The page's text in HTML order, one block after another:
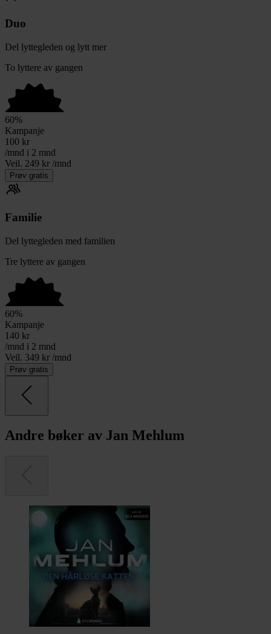
Duo
Del lyttegleden og lytt mer
To lyttere av gangen
60%
Kampanje
100 kr
/mnd i 2 mnd
Veil. 249 kr /mnd
Prøv gratis
Familie
Del lyttegleden med familien
Tre lyttere av gangen
60%
Kampanje
140 kr
/mnd i 2 mnd
Veil. 349 kr /mnd
Prøv gratis
Andre bøker av Jan Mehlum